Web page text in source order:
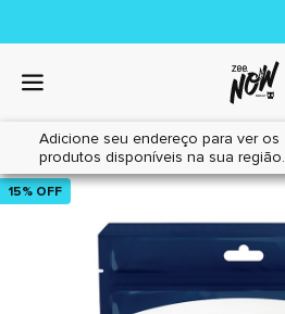
Adicione seu endereço para ver os
produtos disponíveis na sua região.
Home|Cães|Petiscos
15% OFF